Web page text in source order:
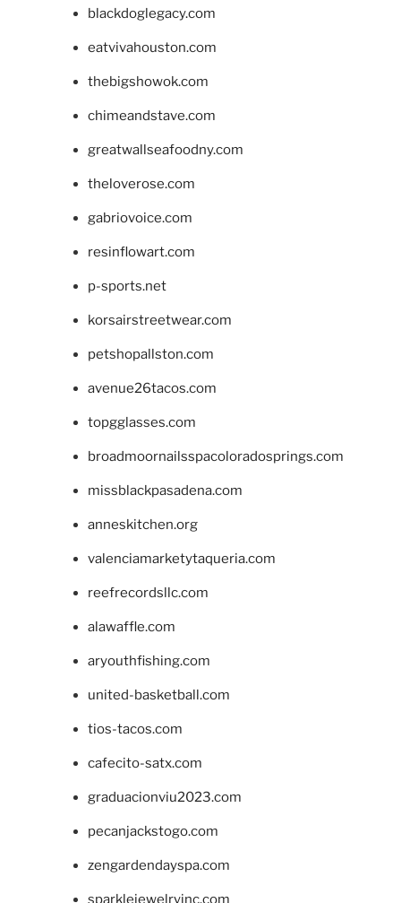
blackdoglegacy.com
eatvivahouston.com
thebigshowok.com
chimeandstave.com
greatwallseafoodny.com
theloverose.com
gabriovoice.com
resinflowart.com
p-sports.net
korsairstreetwear.com
petshopallston.com
avenue26tacos.com
topgglasses.com
broadmoornailsspacoloradosprings.com
missblackpasadena.com
anneskitchen.org
valenciamarketytaqueria.com
reefrecordsllc.com
alawaffle.com
aryouthfishing.com
united-basketball.com
tios-tacos.com
cafecito-satx.com
graduacionviu2023.com
pecanjackstogo.com
zengardendayspa.com
sparklejewelryinc.com